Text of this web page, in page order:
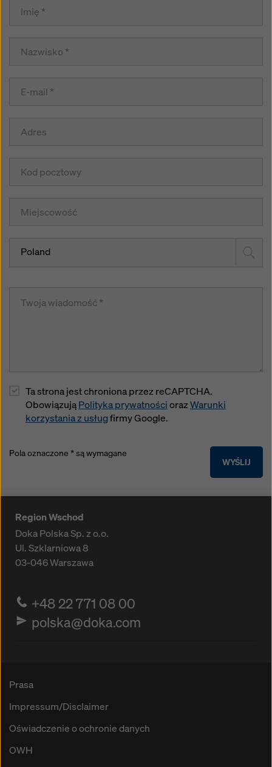
Poland
Ta strona jest chroniona przez reCAPTCHA.
ObowiązująPolityka prywatnościorazWarunki
korzystania z usługfirmy Google.
WYŚLIJ
Pola oznaczone * są wymagane
Region Wschod
Doka Polska Sp. z o.o.
Ul. Szklarniowa 8
03-046Warszawa
+48 22 771 08 00
polska@doka.com
Prasa
Impressum/Disclaimer
Oświadczenie o ochronie danych
OWH